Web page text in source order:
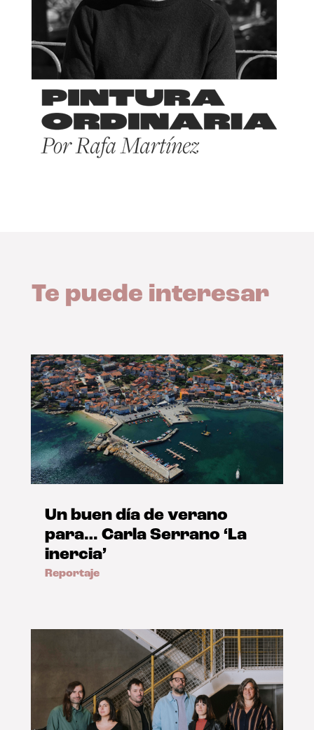
Te puede interesar
Un buen día de verano
para… Carla Serrano ‘La
inercia’
Reportaje